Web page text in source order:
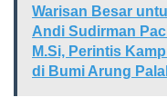
Warisan Besar
Andi Sudirman
M.Si, Perintis
di Bumi Arung